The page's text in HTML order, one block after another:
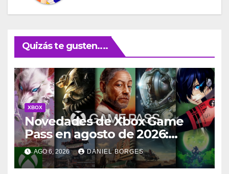
Quizás te gusten....
XBOX
Novedades de Xbox Game
Pass en agosto de 2026:
lanzamientos y salidas
AGO 6, 2026 DANIEL BORGES